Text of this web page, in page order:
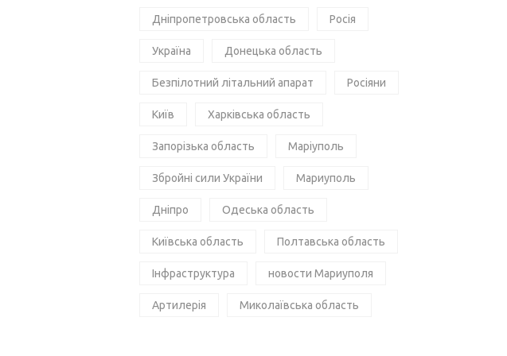
Дніпропетровська область Росія
Україна Донецька область
Безпілотний літальний апарат Росіяни
Київ Харківська область
Запорізька область Маріуполь
Збройні сили України Мариуполь
Дніпро Одеська область
Київська область Полтавська область
Інфраструктура новости Мариуполя
Артилерія Миколаївська область